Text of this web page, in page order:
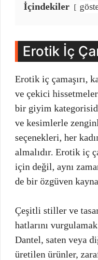
İçindekiler
Erotik İç
Erotik iç çamaşırı,
ve çekici
bir giyim
ve kesimlerle
seçenekleri, her
almalıdır. Erotik iç
için değil, aynı
de bir özgüven
Çeşitli stiller ve
hatlarını
Dantel, saten veya
üretilen ürünler,